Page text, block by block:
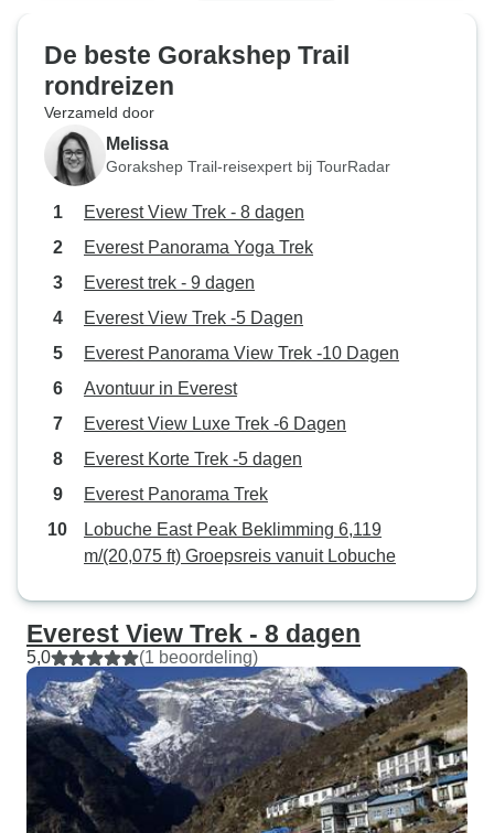
ervaren zonder
De beste Gorakshep Trail
rondreizen
Verzameld door
Melissa
Gorakshep Trail-reisexpert bij TourRadar
Everest View Trek - 8 dagen
Everest Panorama Yoga Trek
Everest trek - 9 dagen
Everest View Trek -5 Dagen
Everest Panorama View Trek -10 Dagen
Avontuur in Everest
Everest View Luxe Trek -6 Dagen
Everest Korte Trek -5 dagen
Everest Panorama Trek
Lobuche East Peak Beklimming 6,119
m/(20,075 ft) Groepsreis vanuit Lobuche
Everest View Trek - 8 dagen
5,0 (1 beoordeling)